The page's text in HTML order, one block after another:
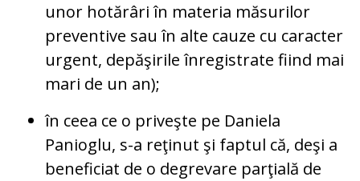
unor hotărâri în materia măsurilor
preventive sau în alte cauze cu caracter
urgent, depăşirile înregistrate fiind mai
mari de un an);
în ceea ce o priveşte pe Daniela
Panioglu, s-a reţinut şi faptul că, deşi a
beneficiat de o degrevare parţială de